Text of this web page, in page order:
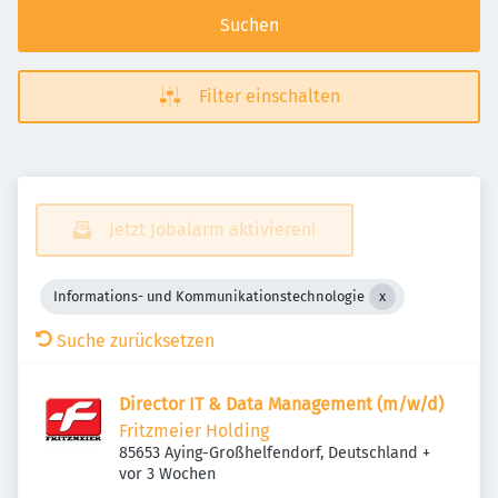
Suchen
Filter einschalten
Jetzt Jobalarm aktivieren!
Informations- und Kommunikationstechnologie
Suche zurücksetzen
Director IT & Data Management (m/w/d)
Fritzmeier Holding
85653 Aying-Großhelfendorf, Deutschland +
Veröffentlicht
vor 3 Wochen